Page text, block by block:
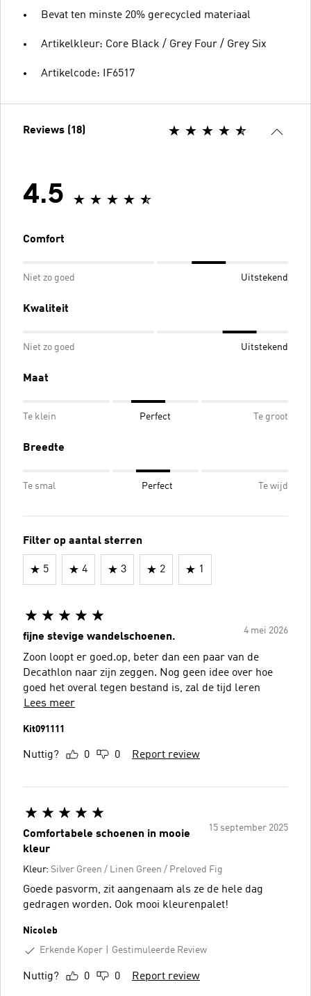
Bevat ten minste 20% gerecycled materiaal
Artikelkleur: Core Black / Grey Four / Grey Six
Artikelcode: IF6517
Reviews (18)
4.5
Comfort
Niet zo goed Uitstekend
Kwaliteit
Niet zo goed Uitstekend
Maat
Te klein Perfect Te groot
Breedte
Te smal Perfect Te wijd
Filter op aantal sterren
5 4 3 2 1
4 mei 2026
fijne stevige wandelschoenen.
Zoon loopt er goed.op, beter dan een paar van de
Decathlon naar zijn zeggen. Nog geen idee over hoe
goed het overal tegen bestand is, zal de tijd leren
Lees meer
Kit091111
Nuttig? 0 0 Report review
15 september 2025
Comfortabele schoenen in mooie
kleur
Kleur: Silver Green / Linen Green / Preloved Fig
Goede pasvorm, zit aangenaam als ze de hele dag
gedragen worden. Ook mooi kleurenpalet!
Nicoleb
Erkende Koper
Gestimuleerde Review
Nuttig? 0 0 Report review